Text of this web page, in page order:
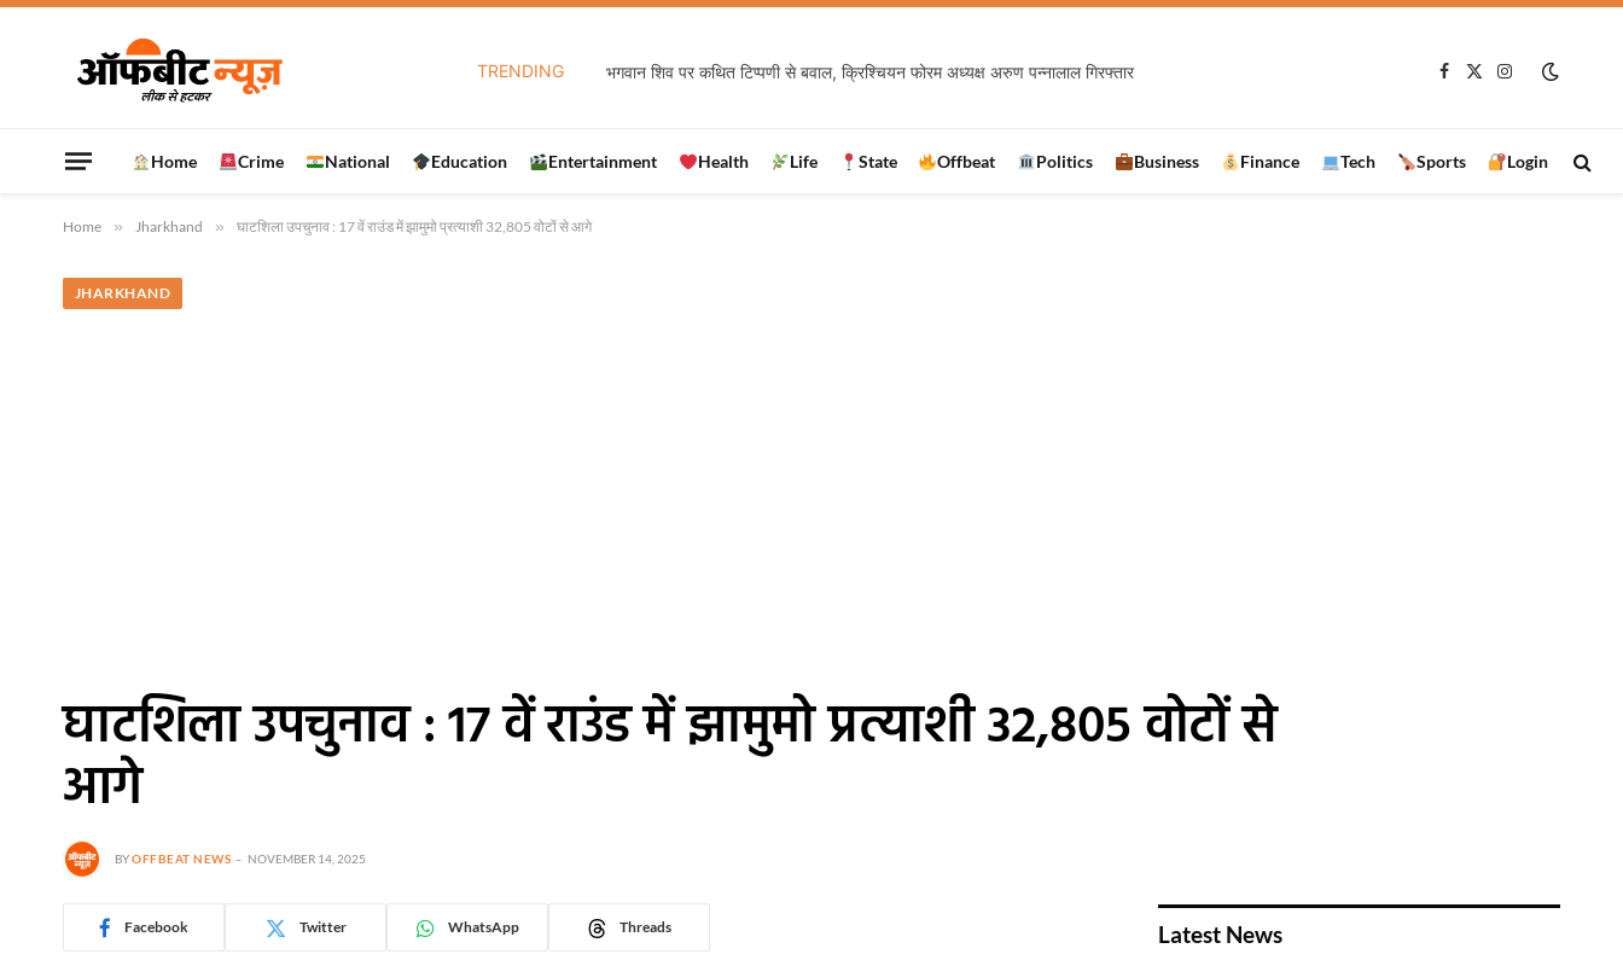
TRENDING भगवान शिव पर कथित टिप्पणी से बवाल, क्रिश्चियन फोरम अध्यक्ष अरुण पन्नालाल गिरफ्तार
Facebook
X
Instagram
Home Crime National Education Entertainment Health Life State Offbeat Politics Business Finance Tech Sports Login
Home » Jharkhand » घाटशिला उपचुनाव : 17 वें राउंड में झामुमो प्रत्याशी 32,805 वोटों से आगे
JHARKHAND
घाटशिला उपचुनाव : 17 वें राउंड में झामुमो प्रत्याशी 32,805 वोटों से
आगे
BYOFFBEAT NEWS NOVEMBER 14, 2025
Facebook Twitter WhatsApp Threads Latest News